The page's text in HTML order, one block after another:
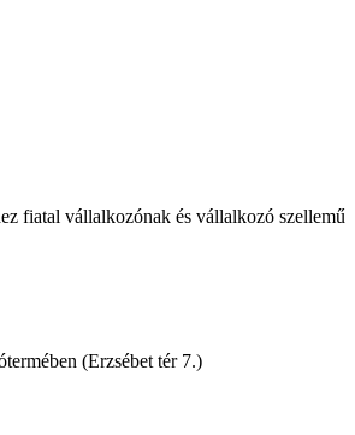
fiatal vállalkozónak és vállalkozó szellemű
(Erzsébet tér 7.)